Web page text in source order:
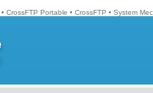
• CrossFTP Portable • CrossFTP • System